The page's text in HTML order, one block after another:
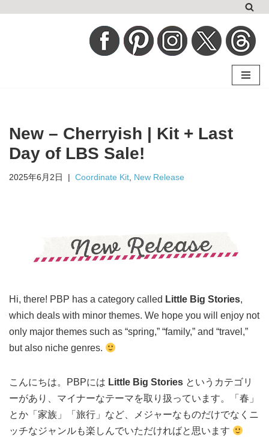
ス
キ
プ
New – Cherryish | Kit + Last
Day of LBS Sale!
2025年6月2日 Coordinate Kit New Release
Hi, there! PBP has a category called Little Big Stories,
which deals with minor themes. We hope you will enjoy not
only major themes such as “spring,” “family,” and “travel,”
but also niche genres.
こんにちは。PBPには Little Big Stories というカテゴリ
ーがあり、マイナーなテーマを取り扱っています。「春」
とか「家族」「旅行」など、メジャーなものだけでなくニ
ッチなジャンルも楽しんでいただければと思います